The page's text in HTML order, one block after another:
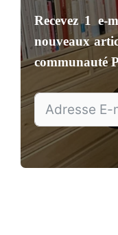
Recevez1 e-
nouveaux
communauté